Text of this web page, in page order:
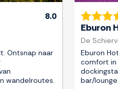
8.0
Ontsnap naar
wandelroutes.
Eburon
De
Eburon
comfort in
bar/